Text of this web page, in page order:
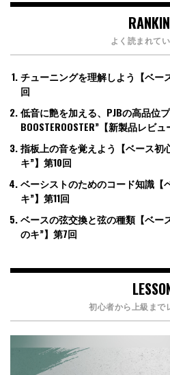
よく読まれて
チューニングを理解しよう【ベー
回
低音に艶を加える、PJBの高品位
BOOSTEROOSTER”【新製品レビュ
指板上の音を覚えよう【ベース初
キ”】第10回
ベーシストのためのコード知識【
キ”】第11回
ベースの弦交換と弦の種類【ベー
のキ”】第7回
初心者から上級まで